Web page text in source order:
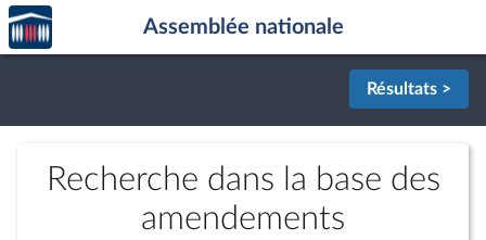
Aller au contenu
Aller en bas de la page
Accèder
à la
page
Assemblée nationale
Résultats >
Recherche dans la base des
amendements